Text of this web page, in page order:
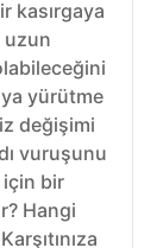
kasırgaya
uzun
yürütme
değişimi
vuruşunu
için bir
Hangi